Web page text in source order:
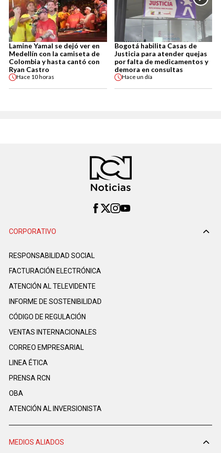
Lamine Yamal se dejó ver en
Medellín con la camiseta de
Colombia y hasta cantó con
Ryan Castro
Hace 10 horas
Bogotá habilita Casas de
Justicia para atender quejas
por falta de medicamentos y
demora en consultas
Haceun día
CORPORATIVO
RESPONSABILIDAD SOCIAL
FACTURACIÓN ELECTRÓNICA
ATENCIÓN AL TELEVIDENTE
INFORME DE SOSTENIBILIDAD
CÓDIGO DE REGULACIÓN
VENTAS INTERNACIONALES
CORREO EMPRESARIAL
LINEA ÉTICA
PRENSA RCN
OBA
ATENCIÓN AL INVERSIONISTA
MEDIOS ALIADOS